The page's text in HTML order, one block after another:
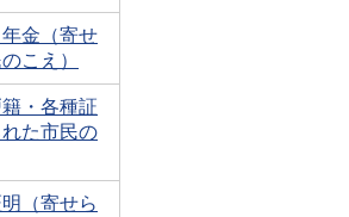
金（寄せ
こえ）
・各種証
た市民の
（寄せら